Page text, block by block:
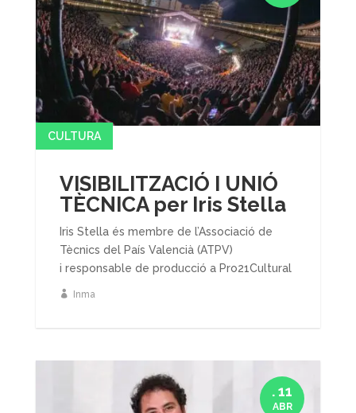
VISIBILITZACIÓ I UNIÓ
TÈCNICA per Iris Stella
CULTURA
Iris Stella és membre de l’Associació de
Tècnics del País Valencià (ATPV)
i responsable de producció a Pro21Cultural
Inma
. 11
ABR